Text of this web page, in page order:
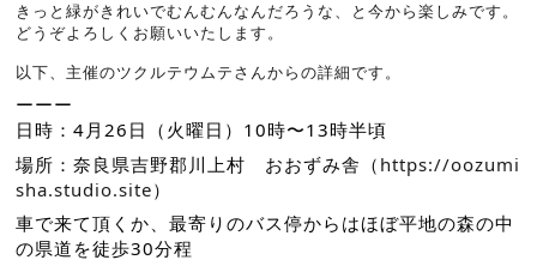
きっと緑がきれいでむんむんなんだろうな、と今から楽しみです。
どうぞよろしくお願いいたします。
以下、主催のツクルテウムテさんからの詳細です。
ーーー
日時：4月26日（火曜日）10時〜13時半頃
場所：奈良県吉野郡川上村 おおずみ舎（ https://oozumi
sha.studio.site）
車で来て頂くか、最寄りのバス停からはほぼ平地の森の中
の県道を徒歩30分程